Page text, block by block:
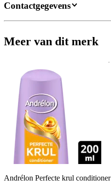
Contactgegevens
Meer van dit merk
Andrélon Perfecte krul conditioner